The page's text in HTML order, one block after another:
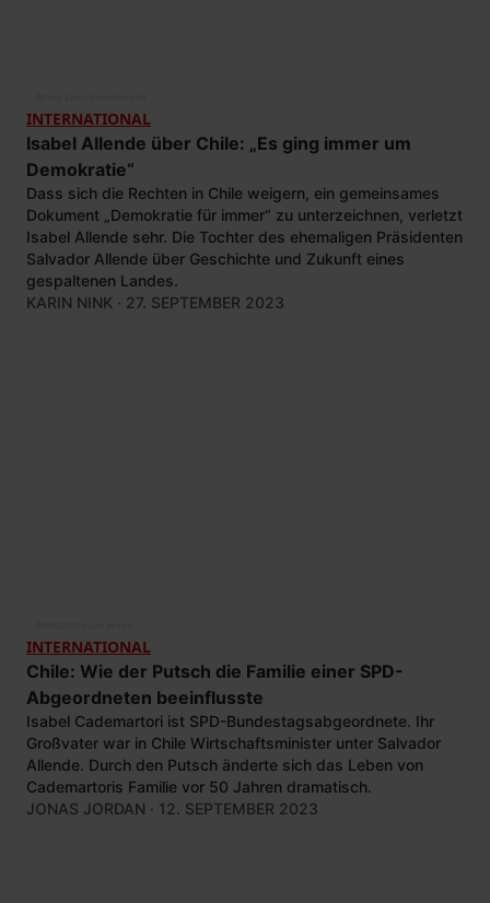
INTERNATIONAL
Isabel Allende über Chile: „Es ging immer um
Demokratie“
Dass sich die Rechten in Chile weigern, ein gemeinsames
Dokument „Demokratie für immer“ zu unterzeichnen, verletzt
Isabel Allende sehr. Die Tochter des ehemaligen Präsidenten
Salvador Allende über Geschichte und Zukunft eines
gespaltenen Landes.
KARIN NINK · 27. SEPTEMBER 2023
INTERNATIONAL
Chile: Wie der Putsch die Familie einer SPD-
Abgeordneten beeinflusste
Isabel Cademartori ist SPD-Bundestagsabgeordnete. Ihr
Großvater war in Chile Wirtschaftsminister unter Salvador
Allende. Durch den Putsch änderte sich das Leben von
Cademartoris Familie vor 50 Jahren dramatisch.
JONAS JORDAN · 12. SEPTEMBER 2023